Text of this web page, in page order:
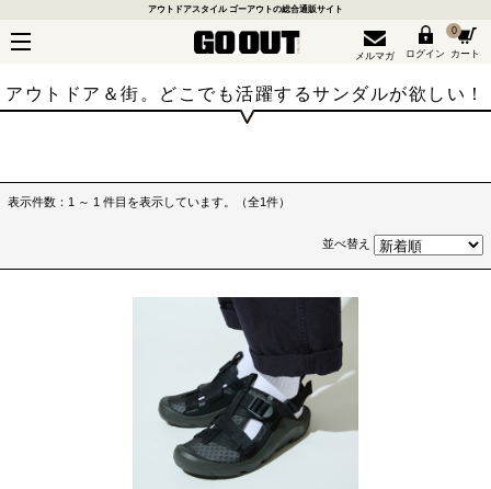
アウトドアスタイル ゴーアウトの総合通販サイト
メルマガ ログイン
0
カート
アウトドア＆街。どこでも活躍するサンダルが欲しい！
表示件数：1 ～ 1 件目を表示しています。（全1件）
並べ替え